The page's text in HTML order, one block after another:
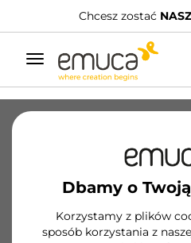
Chcesz zostaćNASZYM
Przełącz
nawigację
Dbamy o
Korzystamy z plików
sposób korzystania z
Systemy przesuwne